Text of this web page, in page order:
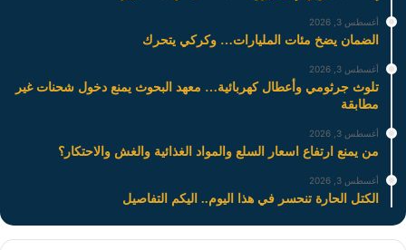
أغسطس 3, 2026
الضمان يضخ مئات المليارات… وكركي يتحرك
أغسطس 3, 2026
تلوث جرثومي وأعطال كهربائية… معهد البحوث يمنع دخول شحنات غير
مطابقة
أغسطس 3, 2026
من يمنع ارتفاع اسعار السلع والمواد الغذائية والغش والاحتكار؟
أغسطس 3, 2026
الكتل الحارة تنحسر في هذا اليوم.. اليكم التفاصيل